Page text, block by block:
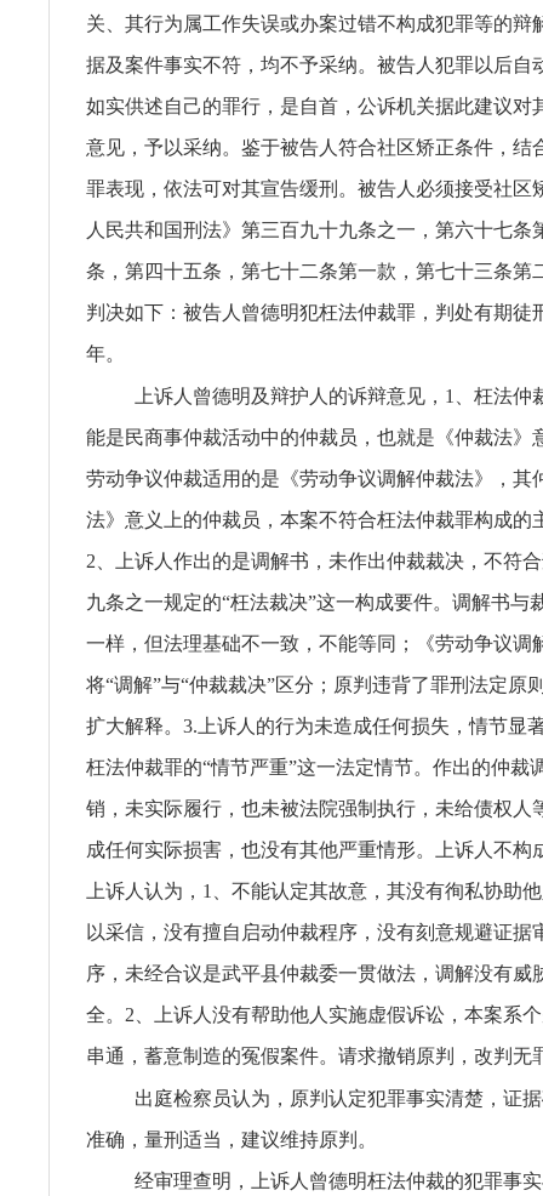
关、其行为属工作失误或办案过错不构成犯罪等的辩
据及案件事实不符，均不予采纳。被告人犯罪以后自
如实供述自己的罪行，是自首，公诉机关据此建议对
意见，予以采纳。鉴于被告人符合社区矫正条件，结
罪表现，依法可对其宣告缓刑。被告人必须接受社区
人民共和国刑法》第三百九十九条之一，第六十七条
条，第四十五条，第七十二条第一款，第七十三条第
判决如下：被告人曾德明犯枉法仲裁罪，判处有期徒
年。
上诉人曾德明及辩护人的诉辩意见，1、枉法仲
能是民商事仲裁活动中的仲裁员，也就是《仲裁法》
劳动争议仲裁适用的是《劳动争议调解仲裁法》，其
法》意义上的仲裁员，本案不符合枉法仲裁罪构成的
2、上诉人作出的是调解书，未作出仲裁裁决，不符
九条之一规定的“枉法裁决”这一构成要件。调解书与
一样，但法理基础不一致，不能等同；《劳动争议调
将“调解”与“仲裁裁决”区分；原判违背了罪刑法定原
扩大解释。3.上诉人的行为未造成任何损失，情节显
枉法仲裁罪的“情节严重”这一法定情节。作出的仲裁
销，未实际履行，也未被法院强制执行，未给债权人
成任何实际损害，也没有其他严重情形。上诉人不构
上诉人认为，1、不能认定其故意，其没有徇私协助
以采信，没有擅自启动仲裁程序，没有刻意规避证据
序，未经合议是武平县仲裁委一贯做法，调解没有威
全。2、上诉人没有帮助他人实施虚假诉讼，本案系
串通，蓄意制造的冤假案件。请求撤销原判，改判无
出庭检察员认为，原判认定犯罪事实清楚，证
准确，量刑适当，建议维持原判。
经审理查明，上诉人曾德明枉法仲裁的犯罪事